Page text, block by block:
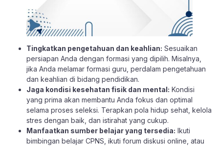
Tingkatkan pengetahuan dan keahlian: Sesuaikan
persiapan Anda dengan formasi yang dipilih. Misalnya,
jika Anda melamar formasi guru, perdalam pengetahuan
dan keahlian di bidang pendidikan.
Jaga kondisi kesehatan fisik dan mental: Kondisi
yang prima akan membantu Anda fokus dan optimal
selama proses seleksi. Terapkan pola hidup sehat, kelola
stres dengan baik, dan istirahat yang cukup.
Manfaatkan sumber belajaryang tersedia: Ikuti
bimbingan belajar CPNS, ikuti forum diskusi online, atau